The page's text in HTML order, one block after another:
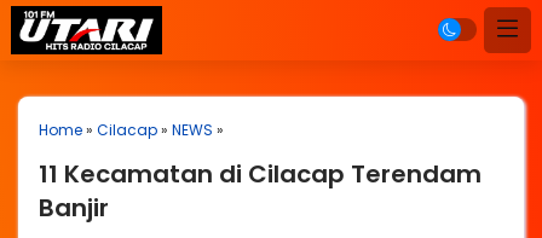
Home» Cilacap» NEWS »
11 Kecamatan di Cilacap Terendam
Banjir